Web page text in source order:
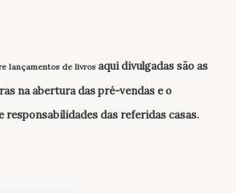
lançamentos de livros aqui divulgadassão as
na abertura das pré-vendas e o
das referidas casas.